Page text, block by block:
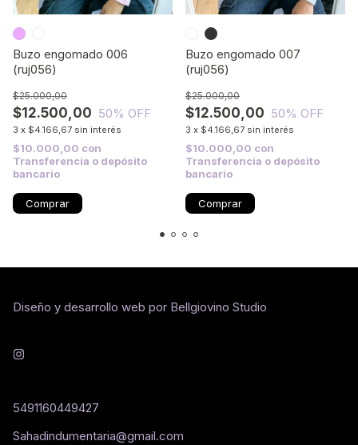
Buzo engomado 006
(ruj056)
$12.500,00
$25.000,00
50% OFF
3 x $4.166,67 sin interés
$10.000,00 con
Transferencia o depósito
bancario
Comprar
Buzo engomado 007
(ruj056)
$12.500,00
$25.000,00
50% OFF
3 x $4.166,67 sin interés
$10.000,00 con
Transferencia o depósito
bancario
Comprar
Diseño y desarrollo web por Bellgiovino Studio
5491160449427
Sahadindumentaria@gmail.com